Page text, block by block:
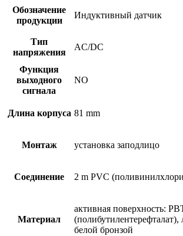
Обозначение
продукции
Индуктивный датчик
Тип
напряжения
AC/DC
Функция
выходного
сигнала
NO
Длина корпуса 81 mm
Монтаж установка заподлицо
Соединение 2 m PVC
Материал
активная поверхность:
(полибутилентерефталат),
белой бронзой